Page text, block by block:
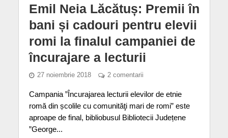
Emil Neia Lăcătuș: Premii în
bani și cadouri pentru elevii
romi la finalul campaniei de
încurajare a lecturii
27 noiembrie 2018 2 comentarii
Campania ”Încurajarea lecturii elevilor de etnie
romă din școlile cu comunităţi mari de romi” este
aproape de final, bibliobusul Bibliotecii Județene
”George...